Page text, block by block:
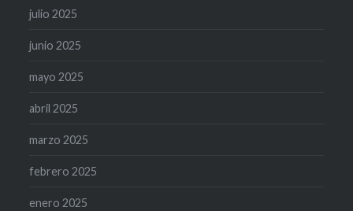
julio 2025
junio 2025
mayo 2025
abril 2025
marzo 2025
febrero 2025
enero 2025